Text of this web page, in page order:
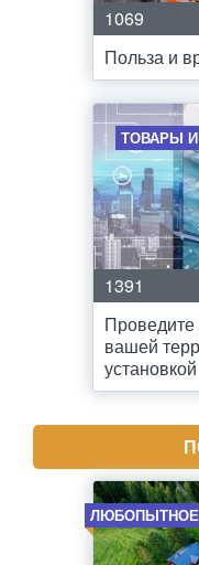
1069
Польза и
ТОВАРЫ И
1391
вашей
ЛЮБОПЫТНОЕ